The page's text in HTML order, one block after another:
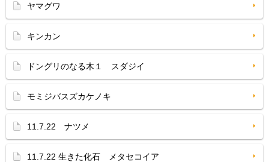
ヤマグワ
キンカン
ドングリのなる木１ スダジイ
モミジバスズカケノキ
11.7.22 ナツメ
11.7.22 生きた化石 メタセコイア